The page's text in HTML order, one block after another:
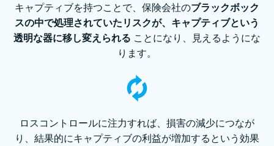
キャプティブを持つことで、保険会社のブラックボック
スの中で処理されていたリスクが、キャプティブという
透明な器に移し変えられる ことになり、⾒えるようにな
ります。
ロスコントロールに注⼒すれば、損害の減少につなが
り、結果的にキャプティブの利益が増加するという効果